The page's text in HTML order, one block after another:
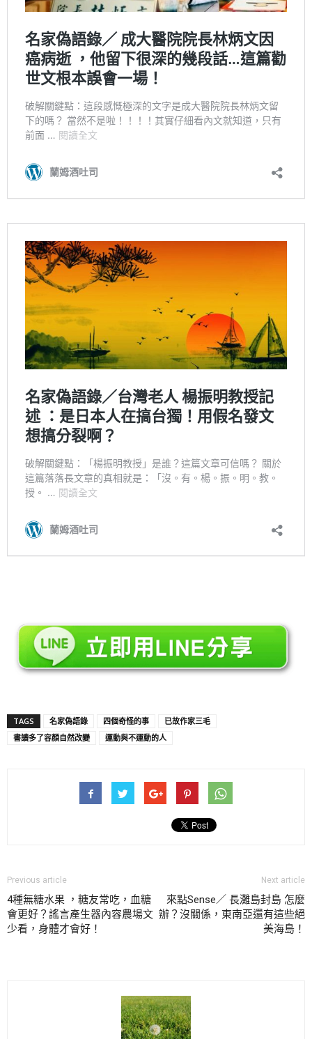
TAGS 名家偽語錄 四個奇怪的事
已故作家三毛
書讀多了容顏自然改變
運動與不運動的人
Previous article
4種無糖水果 ，糖友常吃，血糖
會更好？謠言產生器內容農場文
少看，身體才會好！
Next article
來點Sense／ 長灘島封島 怎麼
辦？沒關係，東南亞還有這些絕
美海島！